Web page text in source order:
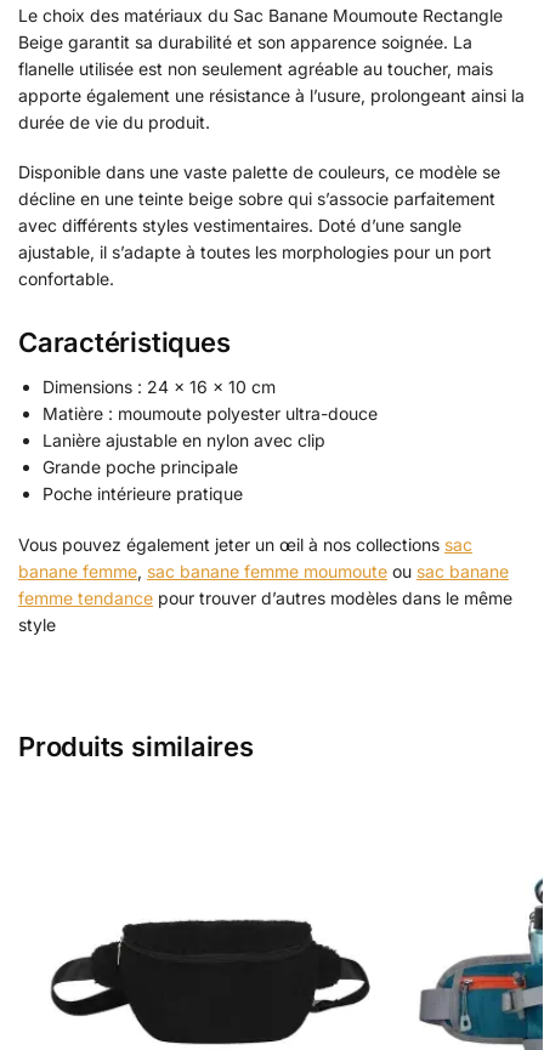
Le choix des matériaux du Sac Banane Moumoute Rectangle
Beige garantit sa durabilité et son apparence soignée. La
flanelle utilisée est non seulement agréable au toucher, mais
apporte également une résistance à l’usure, prolongeant ainsi la
durée de vie du produit.
Disponible dans une vaste palette de couleurs, ce modèle se
décline en une teinte beige sobre qui s’associe parfaitement
avec différents styles vestimentaires. Doté d’une sangle
ajustable, il s’adapte à toutes les morphologies pour un port
confortable.
Caractéristiques
Dimensions : 24 x 16 x 10 cm
Matière : moumoute polyester ultra-douce
Lanière ajustable en nylon avec clip
Grande poche principale
Poche intérieure pratique
Vous pouvez également jeter un œil à nos collections sac
banane femme, sac banane femme moumoute ou sac banane
femme tendance pour trouver d’autres modèles dans le même
style
Produits similaires